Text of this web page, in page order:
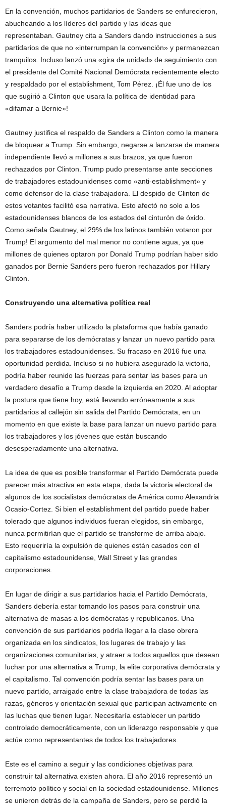
En la convención, muchos partidarios de Sanders se enfurecieron,
abucheando a los líderes del partido y las ideas que
representaban. Gautney cita a Sanders dando instrucciones a sus
partidarios de que no «interrumpan la convención» y permanezcan
tranquilos. Incluso lanzó una «gira de unidad» de seguimiento con
el presidente del Comité Nacional Demócrata recientemente electo
y respaldado por el establishment, Tom Pérez. ¡Él fue uno de los
que sugirió a Clinton que usara la política de identidad para
«difamar a Bernie»!
Gautney justifica el respaldo de Sanders a Clinton como la manera
de bloquear a Trump. Sin embargo, negarse a lanzarse de manera
independiente llevó a millones a sus brazos, ya que fueron
rechazados por Clinton. Trump pudo presentarse ante secciones
de trabajadores estadounidenses como «anti-establishment» y
como defensor de la clase trabajadora. El despido de Clinton de
estos votantes facilitó esa narrativa. Esto afectó no solo a los
estadounidenses blancos de los estados del cinturón de óxido.
Como señala Gautney, el 29% de los latinos también votaron por
Trump! El argumento del mal menor no contiene agua, ya que
millones de quienes optaron por Donald Trump podrían haber sido
ganados por Bernie Sanders pero fueron rechazados por Hillary
Clinton.
Construyendo una alternativa política real
Sanders podría haber utilizado la plataforma que había ganado
para separarse de los demócratas y lanzar un nuevo partido para
los trabajadores estadounidenses. Su fracaso en 2016 fue una
oportunidad perdida. Incluso si no hubiera asegurado la victoria,
podría haber reunido las fuerzas para sentar las bases para un
verdadero desafío a Trump desde la izquierda en 2020. Al adoptar
la postura que tiene hoy, está llevando erróneamente a sus
partidarios al callejón sin salida del Partido Demócrata, en un
momento en que existe la base para lanzar un nuevo partido para
los trabajadores y los jóvenes que están buscando
desesperadamente una alternativa.
La idea de que es posible transformar el Partido Demócrata puede
parecer más atractiva en esta etapa, dada la victoria electoral de
algunos de los socialistas demócratas de América como Alexandria
Ocasio-Cortez. Si bien el establishment del partido puede haber
tolerado que algunos individuos fueran elegidos, sin embargo,
nunca permitirían que el partido se transforme de arriba abajo.
Esto requeriría la expulsión de quienes están casados ​​con el
capitalismo estadounidense, Wall Street y las grandes
corporaciones.
En lugar de dirigir a sus partidarios hacia el Partido Demócrata,
Sanders debería estar tomando los pasos para construir una
alternativa de masas a los demócratas y republicanos. Una
convención de sus partidarios podría llegar a la clase obrera
organizada en los sindicatos, los lugares de trabajo y las
organizaciones comunitarias, y atraer a todos aquellos que desean
luchar por una alternativa a Trump, la elite corporativa demócrata y
el capitalismo. Tal convención podría sentar las bases para un
nuevo partido, arraigado entre la clase trabajadora de todas las
razas, géneros y orientación sexual que participan activamente en
las luchas que tienen lugar. Necesitaría establecer un partido
controlado democráticamente, con un liderazgo responsable y que
actúe como representantes de todos los trabajadores.
Este es el camino a seguir y las condiciones objetivas para
construir tal alternativa existen ahora. El año 2016 representó un
terremoto político y social en la sociedad estadounidense. Millones
se unieron detrás de la campaña de Sanders, pero se perdió la